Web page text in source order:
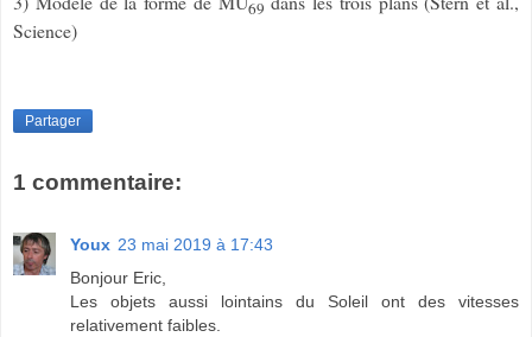
69
Science)
Partager
1 commentaire:
Youx 23 mai 2019 à 17:43
Bonjour Eric,
Les objets aussi lointains du Soleil ont des vitesses
relativement faibles.